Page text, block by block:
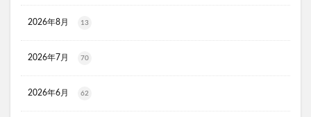
KAMIKAシルキースティックファンデーション
ピクミンめじるしアクセサリー2 ぬいぐるみ
推し活バッグ
2026年8月 13
2026年7月 70
2026年6月 62